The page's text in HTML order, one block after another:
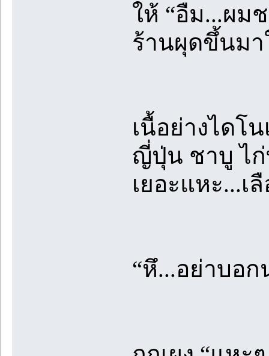
ให้ “อืม...ผม
ร้านผุดขึ้นมา
เนื้อย่างไดโ
ญี่ปุ่น ชาบู ไ
เยอะแหะ...เ
“หึ...อย่าบอก